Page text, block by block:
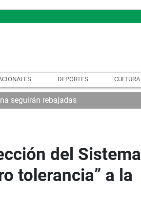
DEPORTES CULTURA
seguirán rebajadas
del Sistema
tolerancia” a la